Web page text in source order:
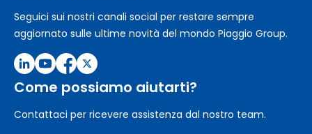
Seguici sui nostri canali social per restare sempre
aggiornato sulle ultime novità del mondo Piaggio Group.
Come possiamo aiutarti?
Contattaci per ricevere assistenza dal nostro team.